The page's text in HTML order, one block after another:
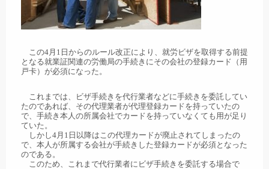
この4月1日からのルール改正により、就労ビザを取得する前提
となる就業証関連の労働局の手続きにその会社の登録カード（用
戸卡）が必須になった。
これまでは、ビザ手続きを代行業者などに手続きを委託してい
たのであれば、その代理業者が代理登録カードを持っていたの
で、手続き本人の所属会社でカードを持っていなくても用が足り
ていた。
しかし4月1日以降はこの代理カードが廃止されてしまったの
で、本人が所属する会社が手続きした登録カードが必須となった
のである。
このため、これまで代行業者にビザ手続きを委託する場合で